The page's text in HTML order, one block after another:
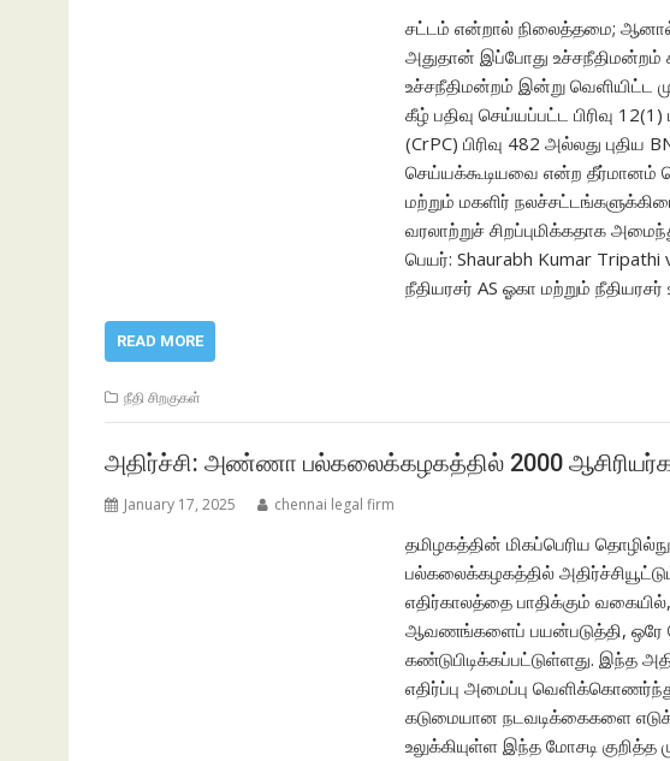
சட்டம் என்றால் நிலைத்தமை; ஆனால்
அதுதான் இப்போது உச்சநீதிமன்றம்
உச்சநீதிமன்றம் இன்று வெளியிட்ட
கீழ் பதிவு செய்யப்பட்ட பிரிவு
(CrPC) பிரிவு 482 அல்லது
செய்யக்கூடியவை என்ற தீர்மானம்
மற்றும் மகளிர்
வரலாற்றுச் சிறப்புமிக்கதாக
பெயர்: Shaurabh Kumar Tripathi
நீதியரசர் AS ஓகா மற்றும்
READ MORE
நீதி சிறகுகள்
அதிர்ச்சி: அண்ணா பல்கலைக்கழகத்தில் 2000
January 17, 2025 chennai legal firm
தமிழகத்தின் மிகப்பெரிய
பல்கலைக்கழகத்தில்
எதிர்காலத்தை பாதிக்கும்
ஆவணங்களைப் பயன்படுத்தி, ஒரே
கண்டுபிடிக்கப்பட்டுள்ளது.
எதிர்ப்பு அமைப்பு
கடுமையான நடவடிக்கைகளை
உலுக்கியுள்ள இந்த மோசடி